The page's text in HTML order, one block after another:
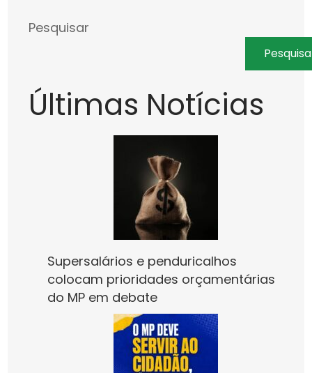
Pesquisar
Últimas Notícias
Supersalários e penduricalhos
colocam prioridades orçamentárias
do MP em debate